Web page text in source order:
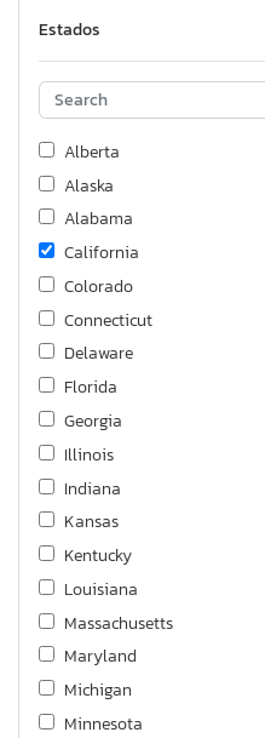
Estados
Alberta
Alaska
Alabama
California
Colorado
Connecticut
Delaware
Florida
Georgia
Illinois
Indiana
Kansas
Kentucky
Louisiana
Massachusetts
Maryland
Michigan
Minnesota